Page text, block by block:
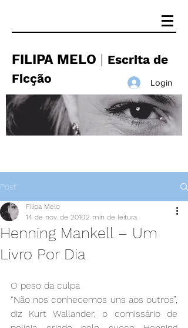
FILIPA MELO
Escrita de
Ficção
Login
Post
Henning Mankell – Um
Livro Por Dia
Filipa Melo
14 de nov. de 20102 min de leitura
O peso da culpa
“Não nos conhecemos uns aos outros”,
diz Kurt Wallander, o comissário de